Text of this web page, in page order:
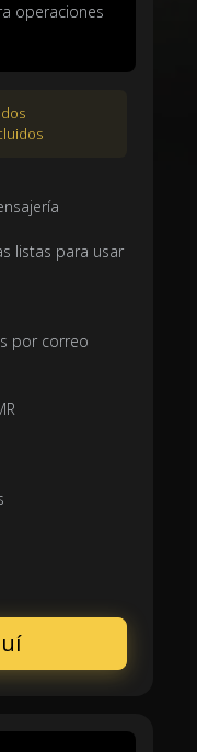
operaciones
listas para usar
por correo